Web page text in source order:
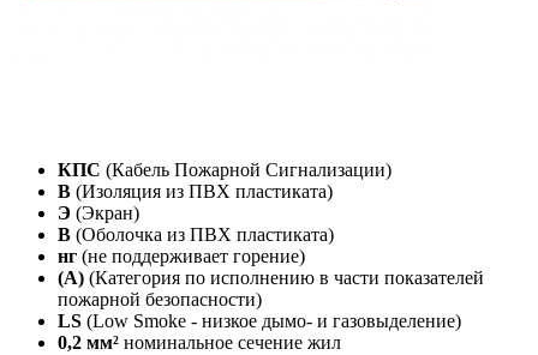
КПС (Кабель Пожарной Сигнализации)
В (Изоляция из ПВХ пластиката)
Э (Экран)
В (Оболочка из ПВХ пластиката)
нг (не поддерживает горение)
(А) (Категория по исполнению в части показателей
пожарной безопасности)
LS (Low Smoke - низкое дымо- и газовыделение)
0,2 мм² номинальное сечение жил